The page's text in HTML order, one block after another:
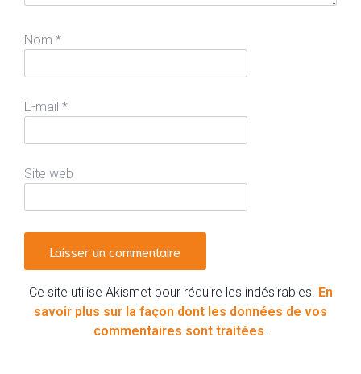
Nom *
E-mail *
Site web
Ce site utilise Akismet pour réduire les indésirables. En
savoir plus sur la façon dont les données de vos
commentaires sont traitées